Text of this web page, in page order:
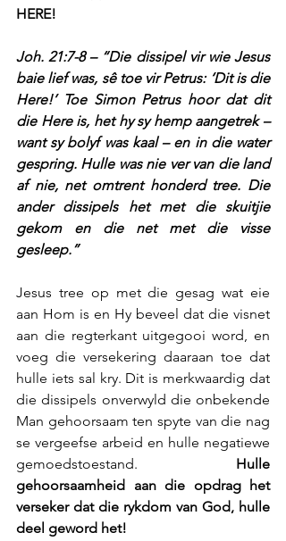
HERE!
Joh. 21:7-8 – “Die dissipel vir wie Jesus
baie lief was, sê toe vir Petrus: ‘Dit is die
Here!’ Toe Simon Petrus hoor dat dit
die Here is, het hy sy hemp aangetrek –
want sy bolyf was kaal – en in die water
gespring. Hulle was nie ver van die land
af nie, net omtrent honderd tree. Die
ander dissipels het met die skuitjie
gekom en die net met die visse
gesleep.”
Jesus tree op met die gesag wat eie
aan Hom is en Hy beveel dat die visnet
aan die regterkant uitgegooi word, en
voeg die versekering daaraan toe dat
hulle iets sal kry. Dit is merkwaardig dat
die dissipels onverwyld die onbekende
Man gehoorsaam ten spyte van die nag
se vergeefse arbeid en hulle negatiewe
gemoedstoestand. Hulle
gehoorsaamheid aan die opdrag het
verseker dat die rykdom van God, hulle
deel geword het!